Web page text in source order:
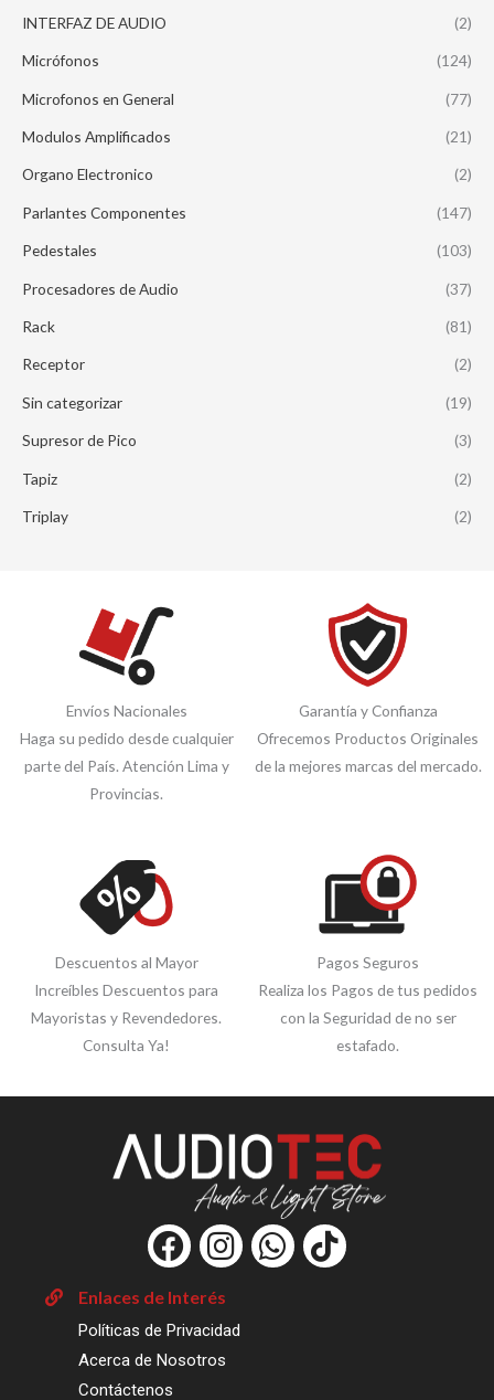
INTERFAZ DE AUDIO (2)
Micrófonos (124)
Microfonos en General (77)
Modulos Amplificados (21)
Organo Electronico (2)
Parlantes Componentes (147)
Pedestales (103)
Procesadores de Audio (37)
Rack (81)
Receptor (2)
Sin categorizar (19)
Supresor de Pico (3)
Tapiz (2)
Triplay (2)
Envíos Nacionales
Haga su pedido desde cualquier
parte del País. Atención Lima y
Provincias.
Garantía y Confianza
Ofrecemos Productos Originales
de la mejores marcas del mercado.
Descuentos al Mayor
Increíbles Descuentos para
Mayoristas y Revendedores.
Consulta Ya!
Pagos Seguros
Realiza los Pagos de tus pedidos
con la Seguridad de no ser
estafado.
Enlaces de Interés
Políticas de Privacidad
Acerca de Nosotros
Contáctenos
F
a
c
e
b
I
n
s
t
a
W
h
T
i